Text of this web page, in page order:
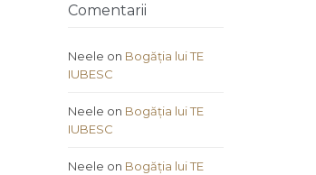
Comentarii
Neele on Bogăția lui TE
IUBESC
Neele on Bogăția lui TE
IUBESC
Neele on Bogăția lui TE